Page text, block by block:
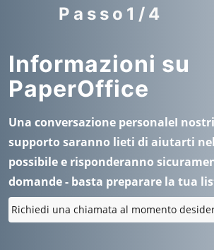
Passo1/4
Informazioni su
PaperOffice
Una conversazione personaleI
supporto saranno lieti di aiutarti
possibile e risponderanno
domande - basta preparare la tua
Richiedi una chiamata al momento